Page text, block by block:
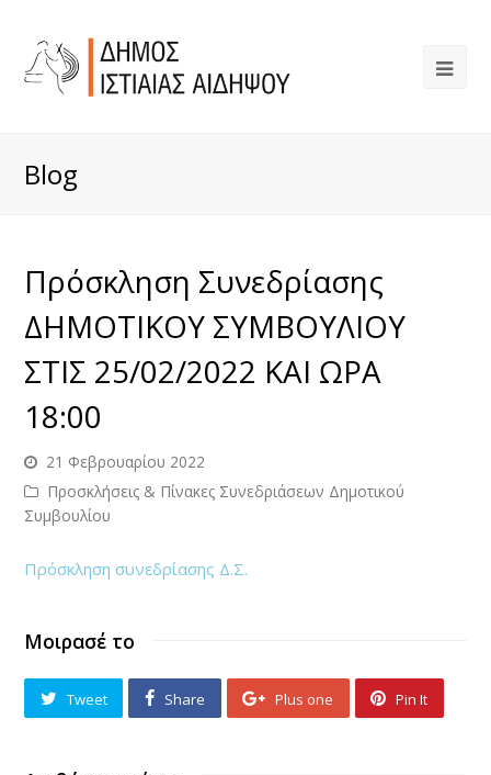
Blog
Πρόσκληση Συνεδρίασης
ΔΗΜΟΤΙΚΟΥ ΣΥΜΒΟΥΛΙΟΥ
ΣΤΙΣ 25/02/2022 ΚΑΙ ΩΡΑ
18:00
21 Φεβρουαρίου 2022
Προσκλήσεις & Πίνακες Συνεδριάσεων Δημοτικού
Συμβουλίου
Πρόσκληση συνεδρίασης Δ.Σ.
Μοιρασέ το
Tweet Share Plus one Pin It